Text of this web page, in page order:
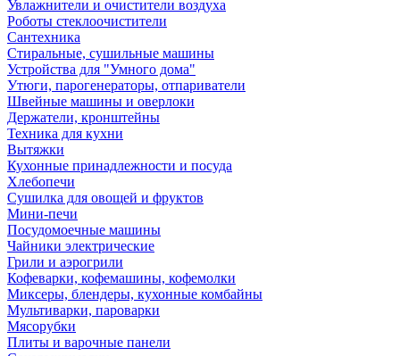
Увлажнители и очистители воздуха
Роботы стеклоочистители
Сантехника
Стиральные, сушильные машины
Устройства для "Умного дома"
Утюги, парогенераторы, отпариватели
Швейные машины и оверлоки
Держатели, кронштейны
Техника для кухни
Вытяжки
Кухонные принадлежности и посуда
Хлебопечи
Сушилка для овощей и фруктов
Мини-печи
Посудомоечные машины
Чайники электрические
Грили и аэрогрили
Кофеварки, кофемашины, кофемолки
Миксеры, блендеры, кухонные комбайны
Мультиварки, пароварки
Мясорубки
Плиты и варочные панели